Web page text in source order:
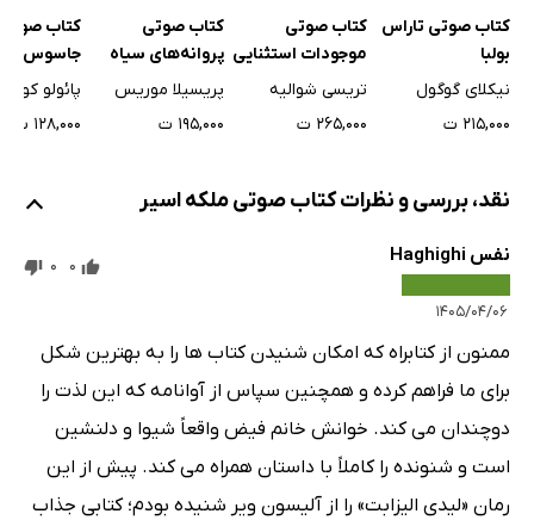
قسمت دوم: فصل بیست و دوم
قسمت دوم: فصل بیست و سوم
قسمت دوم: فصل بیست و چهارم
2 دقیقه قسمت دوم: فصل بیست و نهم
8 دقیقه قسمت دوم: فصل سی ام
14 دقیقه قسمت دوم: فصل سی و یکم
کتاب صوتی تاراس
بولبا
نیکلای گوگول
۲۱۵,۰۰۰ ت
کتاب صوتی
موجودات استثنایی
تریسی شوالیه
۲۶۵,۰۰۰ ت
کتاب صوتی
پروانه‌های سیاه
پریسیلا موریس
۱۹۵,۰۰۰ ت
کتاب صوتی
جاسوس
پائولو
۱۲۸,۰۰۰ ت
نقد، بررسی و نظرات کتاب صوتی ملکه اسیر
نفس Haghighi
۱۴۰۵/۰۴/۰۶
0
0
ممنون از کتابراه که امکان شنیدن کتاب ها را به بهترین شکل
برای ما فراهم کرده و همچنین سپاس از آوانامه که این لذت را
دوچندان می کند. خوانش خانم فیض واقعاً شیوا و دلنشین
است و شنونده را کاملاً با داستان همراه می کند. پیش از این
رمان «لیدی الیزابت» را از آلیسون ویر شنیده بودم؛ کتابی جذاب